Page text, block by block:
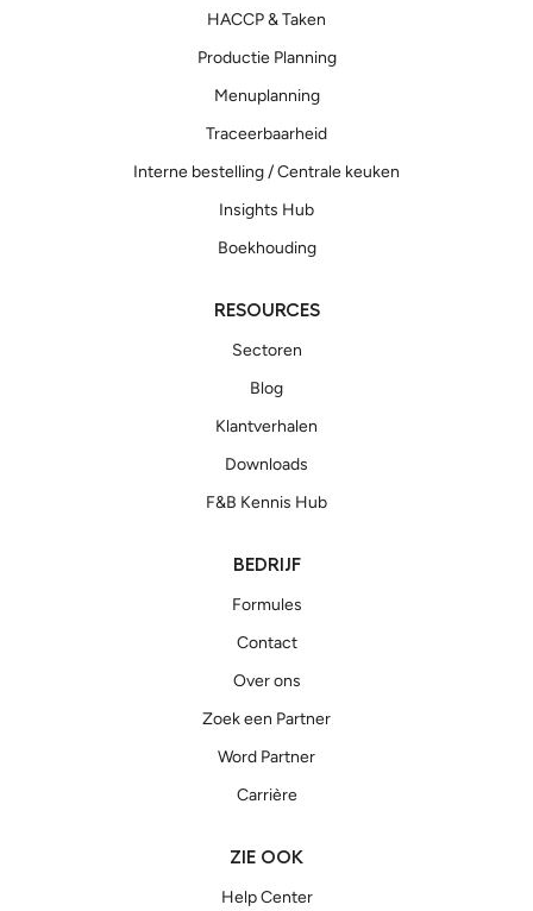
HACCP & Taken
Productie Planning
Menuplanning
Traceerbaarheid
Interne bestelling / Centrale keuken
Insights Hub
Boekhouding
RESOURCES
Sectoren
Blog
Klantverhalen
Downloads
F&B Kennis Hub
BEDRIJF
Formules
Contact
Over ons
Zoek een Partner
Word Partner
Carrière
ZIE OOK
Help Center